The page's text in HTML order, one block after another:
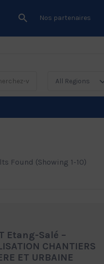
Nos partenaires
All Regions
Found (Showing 1-10)
Etang-Salé –
CHANTIERS
ET URBAINE